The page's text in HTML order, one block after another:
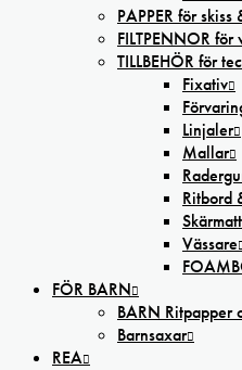
PAPPER för
FILTPENNOR
TILLBEHÖR för
Fixativ
Linjaler
Mallar
Ritbord
Vässare
FÖR BARN
BARN Ritpapper
Barnsaxar
REA